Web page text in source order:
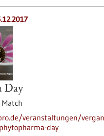
Day
veranstaltungen/
day